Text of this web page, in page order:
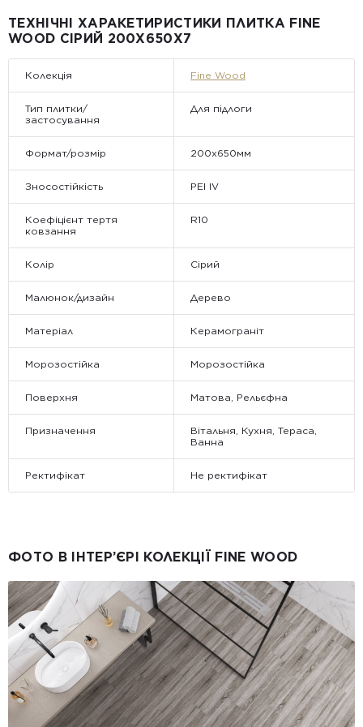
Примітка:
• Відвантаження здійснюється виключно у робочі дні. У суботу,
неділю та святкові дні замовлення не обробляються та не
ТЕХНІЧНІ ХАРАКЕТИРИСТИКИ ПЛИТКА FINE
WOOD СІРИЙ 200X650X7
Колекція Fine Wood
Тип плитки/
застосування
Для підлоги
Формат/розмір 200х650мм
Зносостійкість PEI IV
Коефіцієнт тертя
ковзання
R10
Колір Сірий
Малюнок/дизайн Дерево
Матеріал Керамограніт
Морозостійка Морозостійка
Поверхня Матова, Рельєфна
Призначення
Вітальня, Кухня, Тераса,
Ванна
Ректифікат Не ректифікат
ФОТО В ІНТЕР’ЄРІ КОЛЕКЦІЇ FINE WOOD